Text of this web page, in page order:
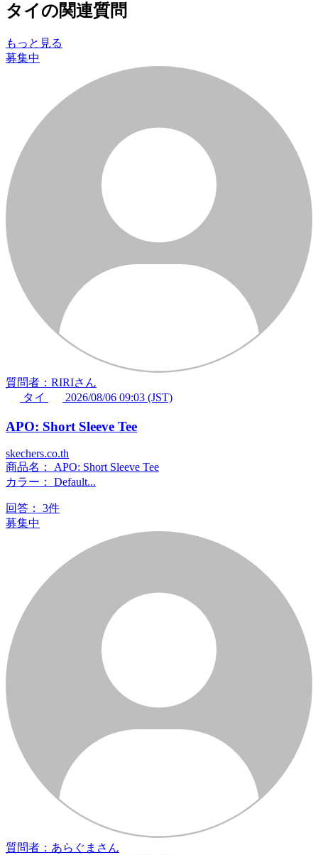
タイの関連質問
もっと見る
募集中
質問者：RIRIさん
タイ
2026/08/06 09:03 (JST)
APO: Short Sleeve Tee
skechers.co.th
商品名： APO: Short Sleeve Tee
カラー： Default...
回答：
3件
募集中
質問者：あらぐまさん